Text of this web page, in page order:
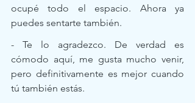
ocupé todo el espacio. Ahora ya
puedes sentarte también.
- Te lo agradezco. De verdad es
cómodo aquí, me gusta mucho venir,
pero definitivamente es mejor cuando
tú también estás.